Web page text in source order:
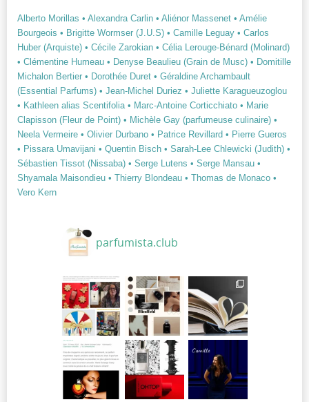
Alberto Morillas • Alexandra Carlin • Aliénor Massenet • Amélie
Bourgeois • Brigitte Wormser (J.U.S) • Camille Leguay • Carlos
Huber (Arquiste) • Cécile Zarokian • Célia Lerouge-Bénard (Molinard)
• Clémentine Humeau • Denyse Beaulieu (Grain de Musc) • Domitille
Michalon Bertier • Dorothée Duret • Géraldine Archambault
(Essential Parfums) • Jean-Michel Duriez • Juliette Karagueuzoglou
• Kathleen alias Scentifolia • Marc-Antoine Corticchiato • Marie
Clapisson (Fleur de Point) • Michèle Gay (parfumeuse culinaire) •
Neela Vermeire • Olivier Durbano • Patrice Revillard • Pierre Gueros
• Pissara Umavijani • Quentin Bisch • Sarah-Lee Chlewicki (Judith) •
Sébastien Tissot (Nissaba) • Serge Lutens • Serge Mansau •
Shyamala Maisondieu • Thierry Blondeau • Thomas de Monaco •
Vero Kern
parfumista.club